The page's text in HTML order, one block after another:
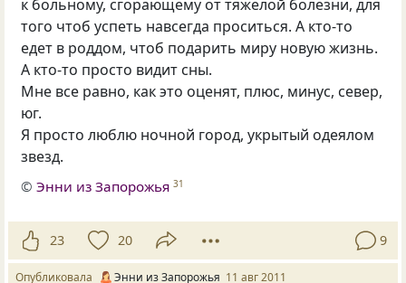
к больному, сгорающему от тяжелой болезни, для
того чтоб успеть навсегда проситься. А кто-то
едет в роддом, чтоб подарить миру новую жизнь.
А кто-то просто видит сны.
Мне все равно, как это оценят, плюс, минус, север,
юг.
Я просто люблю ночной город, укрытый одеялом
звезд.
©Энни из Запорожья 31
23 20 9
Опубликовала Энни из Запорожья 11 авг 2011